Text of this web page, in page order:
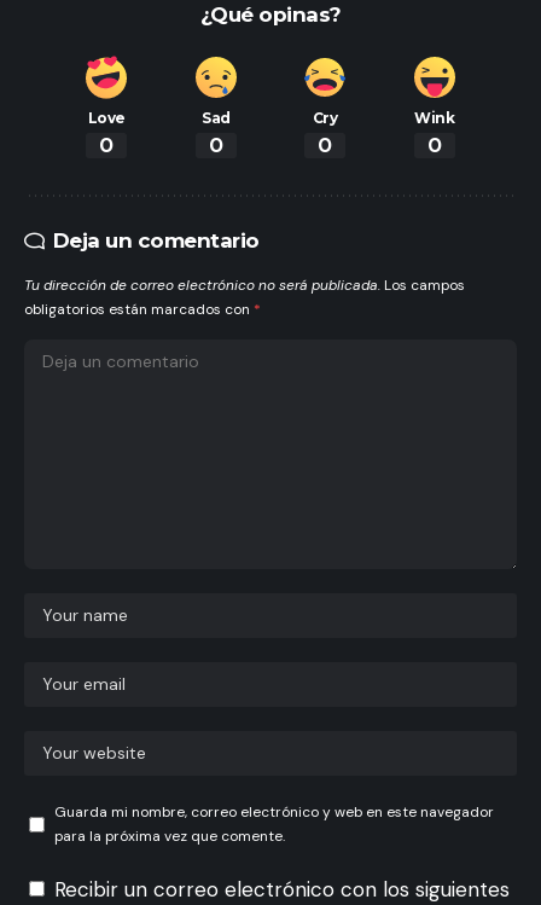
¿Qué opinas?
Love
0
Sad
0
Cry
0
Wink
0
Deja un comentario
Tu dirección de correo electrónico no será publicada. Los campos
obligatorios están marcados con *
Guarda mi nombre, correo electrónico y web en este navegador
para la próxima vez que comente.
Recibir un correo electrónico con los siguientes